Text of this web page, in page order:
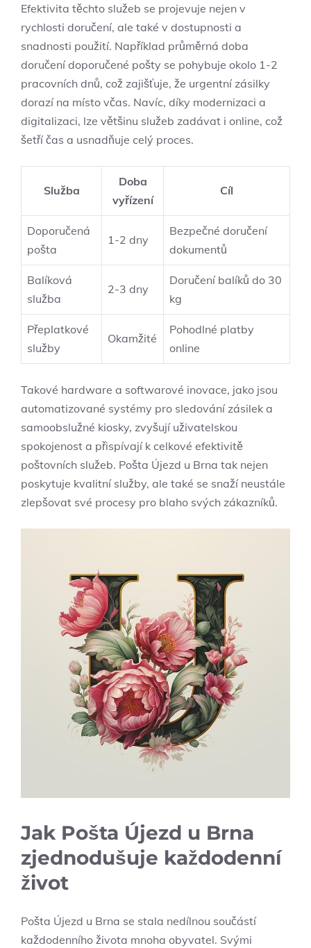
Efektivita těchto služeb se projevuje nejen v
rychlosti doručení, ale také v dostupnosti a
snadnosti použití. Například průměrná doba
doručení doporučené pošty se pohybuje okolo 1-2
pracovních dnů, což zajišťuje, že urgentní zásilky
dorazí na místo včas. Navíc, díky modernizaci a
digitalizaci, lze většinu služeb zadávat i online, což
šetří čas a usnadňuje celý proces.
Služba
Doba
vyřízení
Cíl
Doporučená
pošta
1-2 dny
Bezpečné doručení
dokumentů
Balíková
služba
2-3 dny
Doručení balíků do 30
kg
Přeplatkové
služby
Okamžité
Pohodlné platby
online
Takové hardware a softwarové inovace, jako jsou
automatizované systémy pro sledování zásilek a
samoobslužné kiosky, zvyšují uživatelskou
spokojenost a přispívají k celkové efektivitě
poštovních služeb. Pošta Újezd u Brna tak nejen
poskytuje kvalitní služby, ale také se snaží neustále
zlepšovat své procesy pro blaho svých zákazníků.
Jak Pošta Újezd u Brna
zjednodušuje každodenní
život
Pošta Újezd u Brna se stala nedílnou součástí
každodenního života mnoha obyvatel. Svými